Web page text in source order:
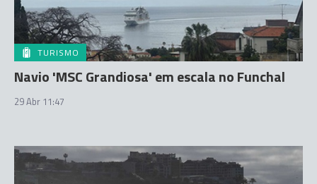
TURISMO
Navio 'MSC Grandiosa' em escala no Funchal
29 Abr 11:47